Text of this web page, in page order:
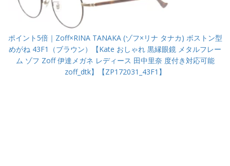
ポイント5倍｜Zoff×RINA TANAKA (ゾフ×リナ タナカ) ボストン型
めがね 43F1（ブラウン）【Kate おしゃれ 黒縁眼鏡 メタルフレー
ム ゾフ Zoff 伊達メガネ レディース 田中里奈 度付き対応可能
zoff_dtk】【ZP172031_43F1】